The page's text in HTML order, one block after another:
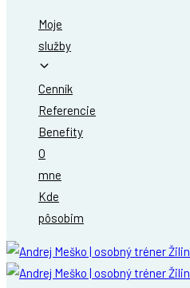
Moje
služby
Cenník
Referencie
Benefity
O
mne
Kde
pôsobim